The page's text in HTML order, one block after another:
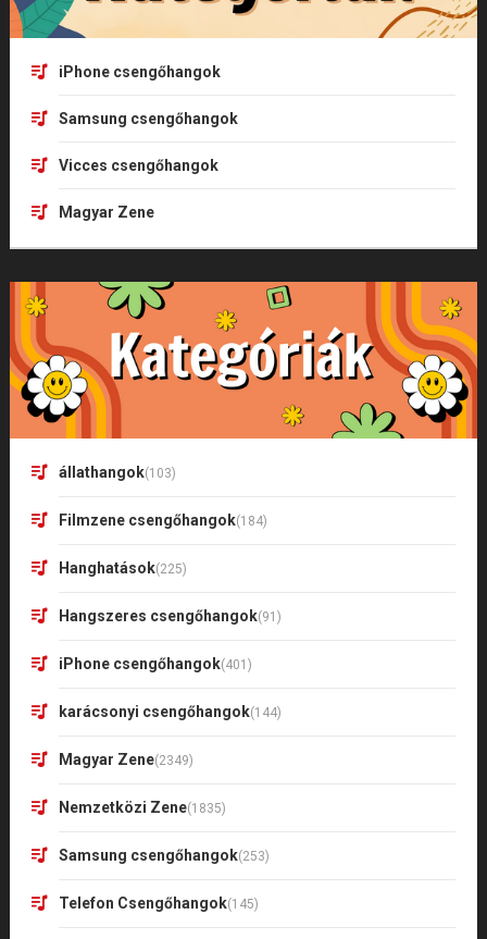
iPhone csengőhangok
Samsung csengőhangok
Vicces csengőhangok
Magyar Zene
állathangok(103)
Filmzene csengőhangok(184)
Hanghatások(225)
Hangszeres csengőhangok(91)
iPhone csengőhangok(401)
karácsonyi csengőhangok(144)
Magyar Zene(2349)
Nemzetközi Zene(1835)
Samsung csengőhangok(253)
Telefon Csengőhangok(145)